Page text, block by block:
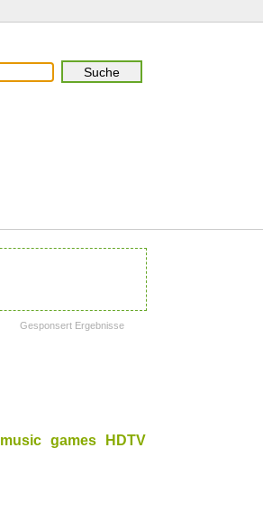
Gesponsert Ergebnisse
music games HDTV